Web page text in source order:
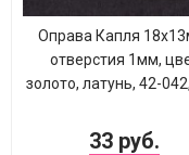
Оправа Капля
отверстия 1мм,
золото, латунь, 42-
33 руб.